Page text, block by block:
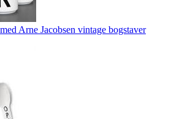
Arne Jacobsen vintage bogstaver